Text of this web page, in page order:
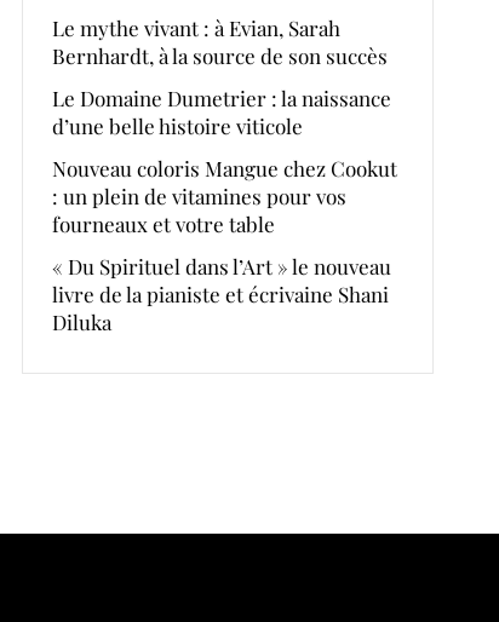
Le mythe vivant : à Evian, Sarah
Bernhardt, à la source de son succès
Le Domaine Dumetrier : la naissance
d’une belle histoire viticole
Nouveau coloris Mangue chez Cookut
: un plein de vitamines pour vos
fourneaux et votre table
« Du Spirituel dans l’Art » le nouveau
livre de la pianiste et écrivaine Shani
Diluka